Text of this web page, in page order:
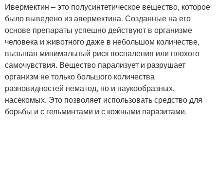
Ивермектин – это полусинтетическое вещество, которое
было выведено из авермектина. Созданные на его
основе препараты успешно действуют в организме
человека и животного даже в небольшом количестве,
вызывая минимальный риск воспаления или плохого
самочувствия. Вещество парализует и разрушает
организм не только большого количества
разновидностей нематод, но и паукообразных,
насекомых. Это позволяет использовать средство для
борьбы и с гельминтами и с кожными паразитами.